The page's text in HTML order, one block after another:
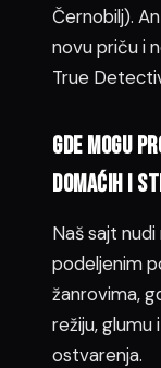
Černobilj).
novu priču i
True
Gde mogu
domaćih i
Naš sajt
podeljenim
žanrovima,
režiju,
ostvarenja.